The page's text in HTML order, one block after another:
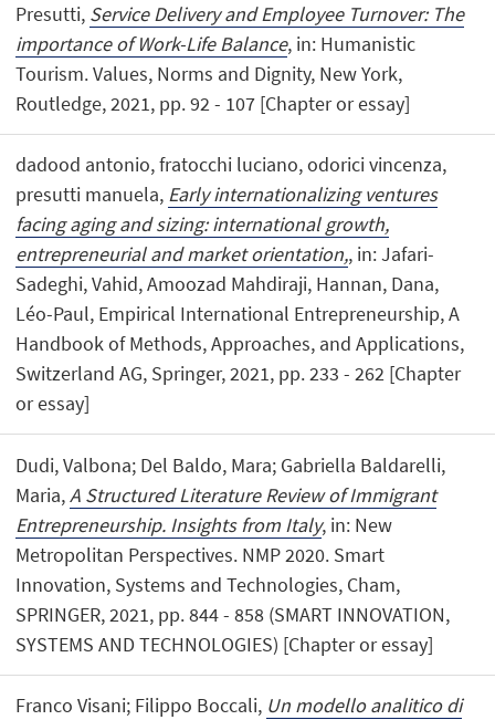
Presutti, Service Delivery and Employee Turnover: The
importance of Work-Life Balance, in: Humanistic
Tourism. Values, Norms and Dignity, New York,
Routledge, 2021, pp. 92 - 107 [Chapter or essay]
dadood antonio, fratocchi luciano, odorici vincenza,
presutti manuela, Early internationalizing ventures
facing aging and sizing: international growth,
entrepreneurial and market orientation,, in: Jafari-
Sadeghi, Vahid, Amoozad Mahdiraji, Hannan, Dana,
Léo-Paul, Empirical International Entrepreneurship, A
Handbook of Methods, Approaches, and Applications,
Switzerland AG, Springer, 2021, pp. 233 - 262 [Chapter
or essay]
Dudi, Valbona; Del Baldo, Mara; Gabriella Baldarelli,
Maria,A Structured Literature Review of Immigrant
Entrepreneurship. Insights from Italy, in: New
Metropolitan Perspectives. NMP 2020. Smart
Innovation, Systems and Technologies, Cham,
SPRINGER, 2021, pp. 844 - 858 (SMART INNOVATION,
SYSTEMS AND TECHNOLOGIES) [Chapter or essay]
Franco Visani; Filippo Boccali, Un modello analitico di